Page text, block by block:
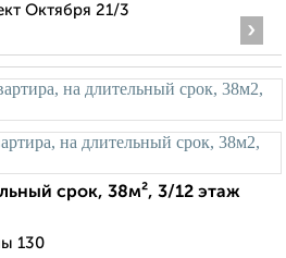
Октября 21/3
›
срок, 38м², 3/12 этаж
130